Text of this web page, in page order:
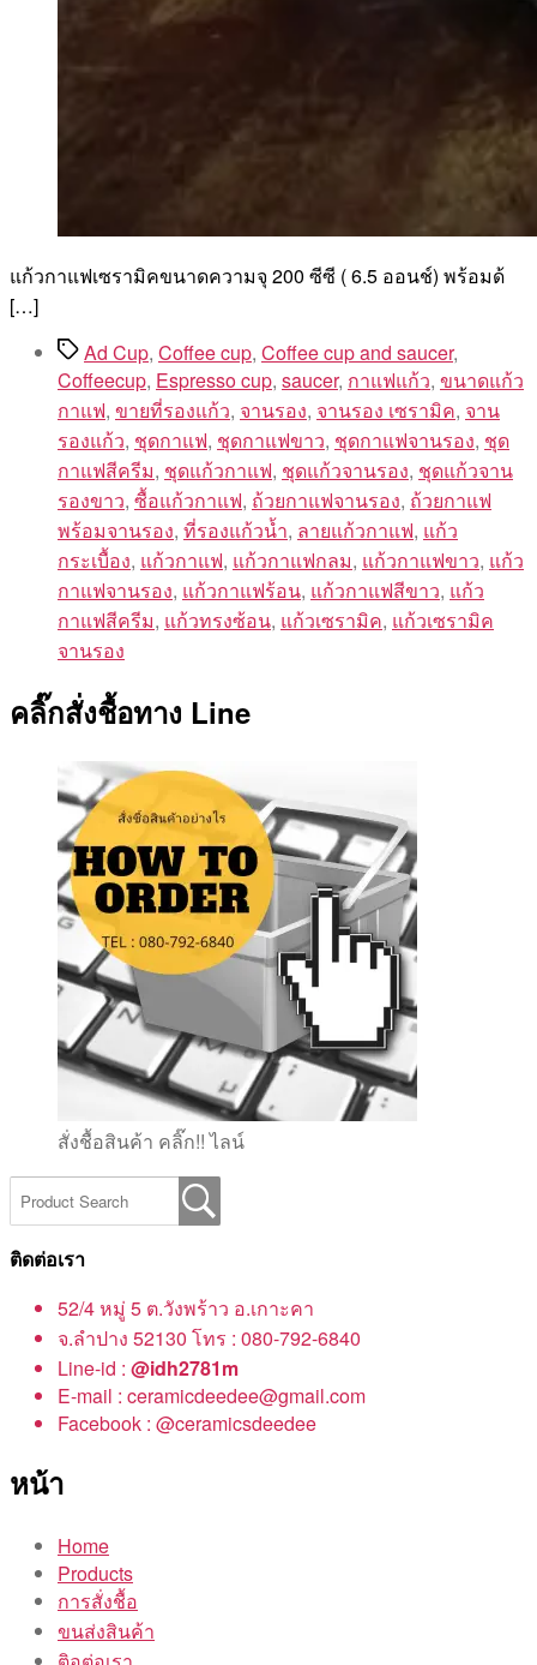
แก้วกาแฟเซรามิคขนาดความจุ 200 ซีซี ( 6.5 ออนช์) พร้อมด้
[…]
TagsAd Cup, Coffee cup, Coffee cup and saucer,
Coffeecup, Espresso cup, saucer, กาแฟแก้ว, ขนาดแก้ว
กาแฟ, ขายที่รองแก้ว, จานรอง, จานรอง เซรามิค, จาน
รองแก้ว, ชุดกาแฟ, ชุดกาแฟขาว, ชุดกาแฟจานรอง, ชุด
กาแฟสีครีม, ชุดแก้วกาแฟ, ชุดแก้วจานรอง, ชุดแก้วจาน
รองขาว, ซื้อแก้วกาแฟ, ถ้วยกาแฟจานรอง, ถ้วยกาแฟ
พร้อมจานรอง, ที่รองแก้วน้ำ, ลายแก้วกาแฟ, แก้ว
กระเบื้อง, แก้วกาแฟ, แก้วกาแฟกลม, แก้วกาแฟขาว, แก้ว
กาแฟจานรอง, แก้วกาแฟร้อน, แก้วกาแฟสีขาว, แก้ว
กาแฟสีครีม, แก้วทรงซ้อน, แก้วเซรามิค, แก้วเซรามิค
จานรอง
คลิ๊กสั่งชื้อทาง Line
สั่งชื้อสินค้า คลิ๊ก!! ไลน์
ติดต่อเรา
52/4 หมู่ 5 ต.วังพร้าว อ.เกาะคา
จ.ลำปาง 52130 โทร : 080-792-6840
Line-id : @idh2781m
E-mail : ceramicdeedee@gmail.com
Facebook : @ceramicsdeedee
หน้า
Home
Products
การสั่งชื้อ
ขนส่งสินค้า